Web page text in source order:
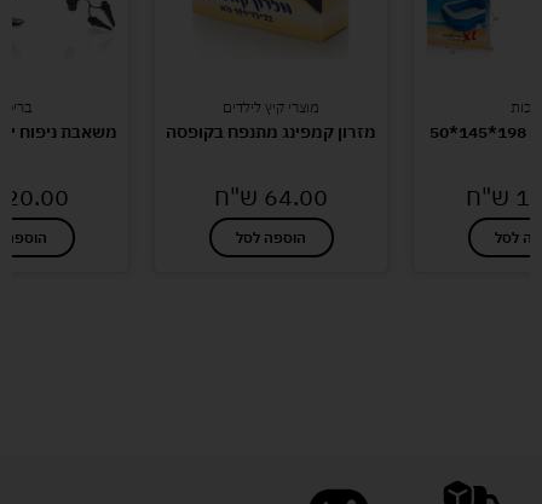
ש"ח
לסל
מוצרי קיץ לילדים
מזרון קמפינג מתנפח בקופסה
64.00 ש"ח
הוספה לסל
משאבת ניפוח ידנית
20.00
הוספה